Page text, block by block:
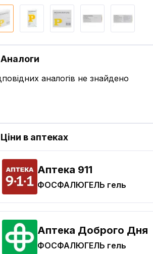
Аналоги
аналогів не знайдено
Ціни в аптеках
Aптека 911
ФОСФАЛЮГЕЛЬ гель
Аптека Доброго Дня
ФОСФАЛЮГЕЛЬ гель